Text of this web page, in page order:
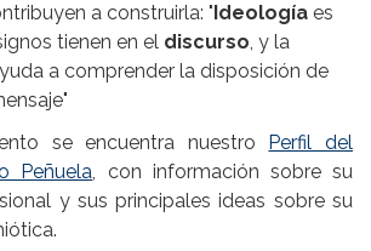
a construirla: "Ideología es
tienen en el discurso, y la
a comprender la disposición de
se encuentra nuestro Perfil del
Peñuela, con información sobre su
y sus principales ideas sobre su